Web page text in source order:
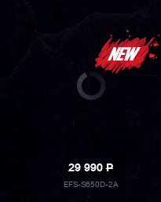
29 990P
EFS-S650D-2A